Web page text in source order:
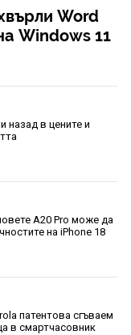
Word
Windows 11
назад в цените и
A20 Pro може да
на iPhone 18
патентова сгъваем
в смартчасовник